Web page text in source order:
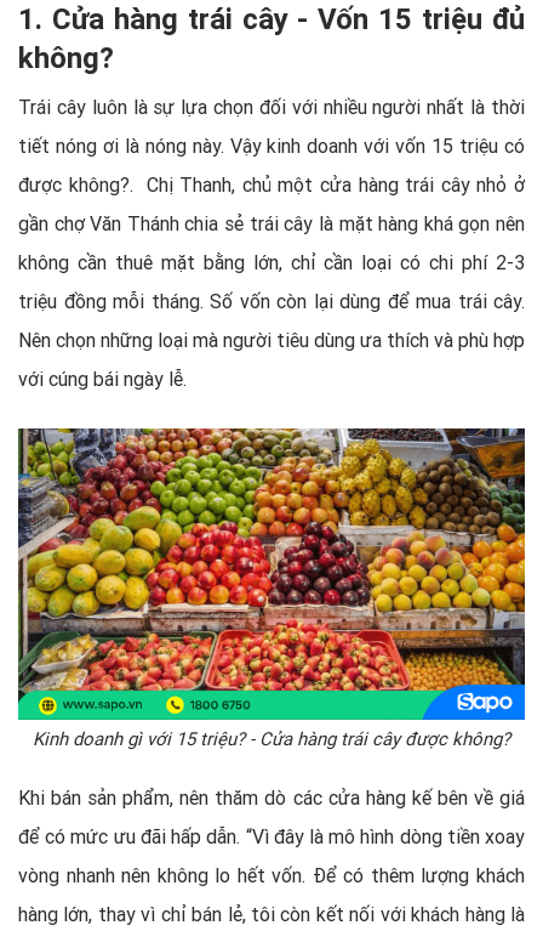
1. Cửa hàng trái cây - Vốn 15 triệu đủ
không?
Trái cây luôn là sự lựa chọn đối với nhiều người nhất là thời
tiết nóng ơi là nóng này. Vậy kinh doanh với vốn 15 triệu có
được không?. Chị Thanh, chủ một cửa hàng trái cây nhỏ ở
gần chợ Văn Thánh chia sẻ trái cây là mặt hàng khá gọn nên
không cần thuê mặt bằng lớn, chỉ cần loại có chi phí 2-3
triệu đồng mỗi tháng. Số vốn còn lại dùng để mua trái cây.
Nên chọn những loại mà người tiêu dùng ưa thích và phù hợp
với cúng bái ngày lễ.
Kinh doanh gì với 15 triệu? - Cửa hàng trái cây được không?
Khi bán sản phẩm, nên thăm dò các cửa hàng kế bên về giá
để có mức ưu đãi hấp dẫn. “Vì đây là mô hình dòng tiền xoay
vòng nhanh nên không lo hết vốn. Để có thêm lượng khách
hàng lớn, thay vì chỉ bán lẻ, tôi còn kết nối với khách hàng là